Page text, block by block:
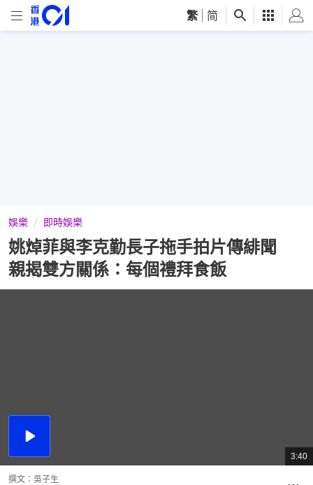
繁 简
娛樂 即時娛樂
姚焯菲與李克勤長子拖手拍片傳緋聞
親揭雙方關係：每個禮拜食飯
播
總
共
3:40
撰文： 吳子生